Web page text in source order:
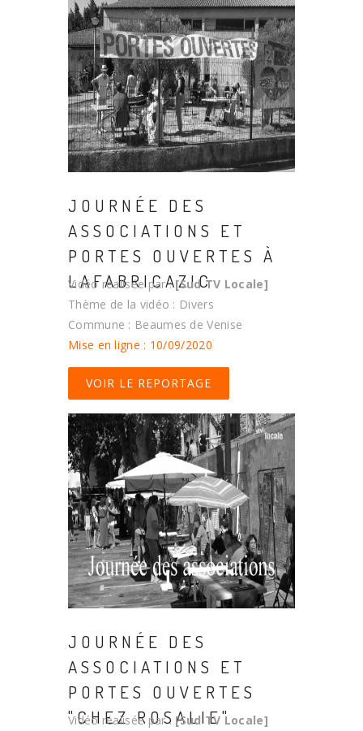
JOURNÉE DES
ASSOCIATIONS ET
PORTES OUVERTES À
LAFABRICAZIC
Vidéo réalisée par :[Sud TV Locale]
Thème de la vidéo : Divers
Commune : Beaumes de Venise
Mise en ligne : 10/09/2020
VOIR LE REPORTAGE
JOURNÉE DES
ASSOCIATIONS ET
PORTES OUVERTES
"CHEZ ROSALIE"
Vidéo réalisée par : [Sud TV Locale]